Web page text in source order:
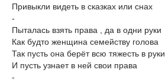
Привыкли видеть в сказках или снах
-
Пыталась взять права , да в одни руки
Как будто женщина семейству голова
Так пусть она берёт всю тяжесть в руки
И пусть узнает в ней свои права
-